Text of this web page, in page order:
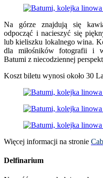
Na górze znajdują się
odpocząć i nacieszyć się
lub kieliszku lokalnego wina.
dla miłośników fotografii i
Batumi z niecodziennej
Koszt biletu wynosi około 30
Więcej informacji na stronie
Delfinarium